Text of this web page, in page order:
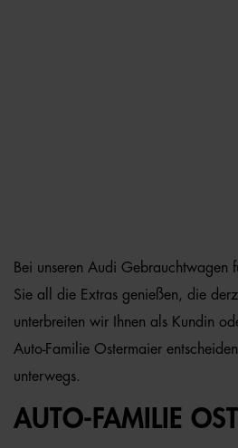
Bei unseren Audi Gebrauchtwagen
Sie all die Extras genießen, die
unterbreiten wir Ihnen als Kundin
Auto-Familie Ostermaier
unterwegs.
AUTO-FAMILIE